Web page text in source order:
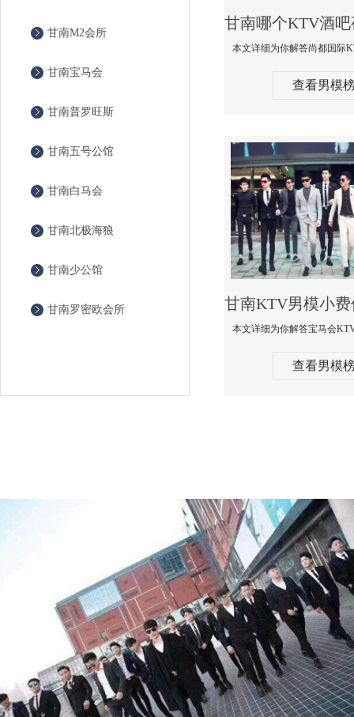
甘南M2会所
甘南宝马会
甘南普罗旺斯
甘南五号公馆
甘南白马会
甘南北极海狼
甘南少公馆
甘南罗密欧会所
查看男模
查看男模